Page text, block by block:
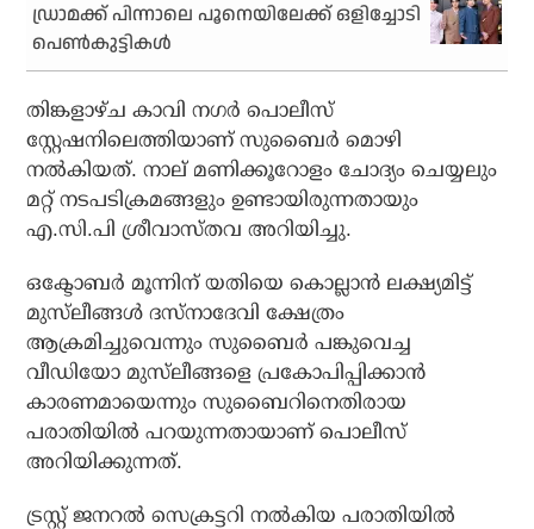
ഡ്രാമക്ക് പിന്നാലെ പൂനെയിലേക്ക് ഒളിച്ചോടി
പെൺകുട്ടികൾ
തിങ്കളാഴ്ച കാവി നഗര്‍ പൊലീസ്
സ്റ്റേഷനിലെത്തിയാണ് സുബൈര്‍ മൊഴി
നല്‍കിയത്. നാല് മണിക്കൂറോളം ചോദ്യം ചെയ്യലും
മറ്റ് നടപടിക്രമങ്ങളും ഉണ്ടായിരുന്നതായും
എ.സി.പി ശ്രീവാസ്തവ അറിയിച്ചു.
ഒക്ടോബര്‍ മൂന്നിന് യതിയെ കൊല്ലാന്‍ ലക്ഷ്യമിട്ട്
മുസ്‌ലീങ്ങള്‍ ദസ്‌നാദേവി ക്ഷേത്രം
ആക്രമിച്ചുവെന്നും സുബൈര്‍ പങ്കുവെച്ച
വീഡിയോ മുസ്‌ലീങ്ങളെ പ്രകോപിപ്പിക്കാന്‍
കാരണമായെന്നും സുബൈറിനെതിരായ
പരാതിയില്‍ പറയുന്നതായാണ് പൊലീസ്
അറിയിക്കുന്നത്.
ട്രസ്റ്റ് ജനറല്‍ സെക്രട്ടറി നല്‍കിയ പരാതിയില്‍